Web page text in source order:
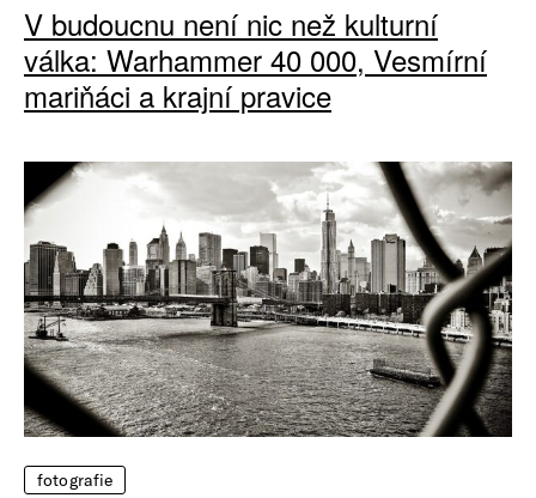
V budoucnu není nic než kulturní
válka: Warhammer 40 000, Vesmírní
mariňáci a krajní pravice
fotografie